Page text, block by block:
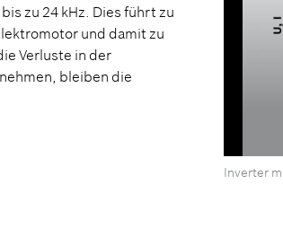
Inverter
zu 24 kHz. Dies führt zu
und damit zu
Verluste in der
bleiben die